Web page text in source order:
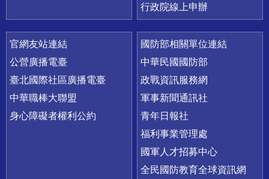
行政院線上申辦
官網友站連結
公營廣播電臺
臺北國際社區廣播電臺
中華職棒大聯盟
身心障礙者權利公約
國防部相關單位連結
中華民國國防部
政戰資訊服務網
軍事新聞通訊社
青年日報社
福利事業管理處
國軍人才招募中心
全民國防教育全球資訊網